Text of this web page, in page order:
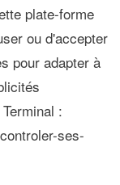
plate-forme
ou d'accepter
pour adapter à
:
ses-